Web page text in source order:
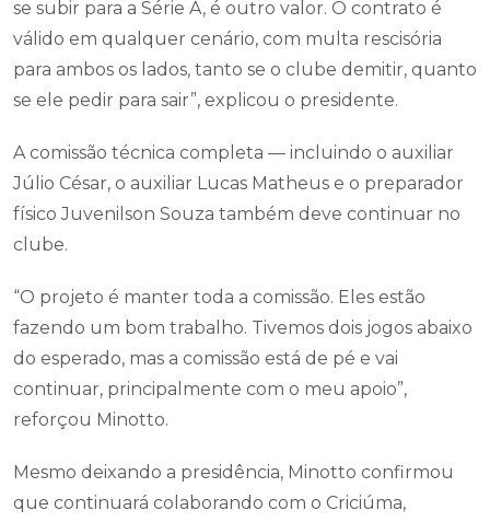
se subir para a Série A, é outro valor. O contrato é
válido em qualquer cenário, com multa rescisória
para ambos os lados, tanto se o clube demitir, quanto
se ele pedir para sair”, explicou o presidente.
A comissão técnica completa — incluindo o auxiliar
Júlio César, o auxiliar Lucas Matheus e o preparador
físico Juvenilson Souza também deve continuar no
clube.
“O projeto é manter toda a comissão. Eles estão
fazendo um bom trabalho. Tivemos dois jogos abaixo
do esperado, mas a comissão está de pé e vai
continuar, principalmente com o meu apoio”,
reforçou Minotto.
Mesmo deixando a presidência, Minotto confirmou
que continuará colaborando com o Criciúma,